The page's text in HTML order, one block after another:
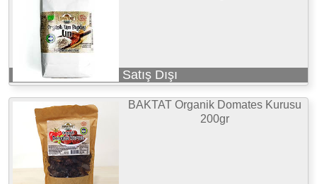
Satış Dışı
BAKTAT Organik Domates Kurusu
200gr